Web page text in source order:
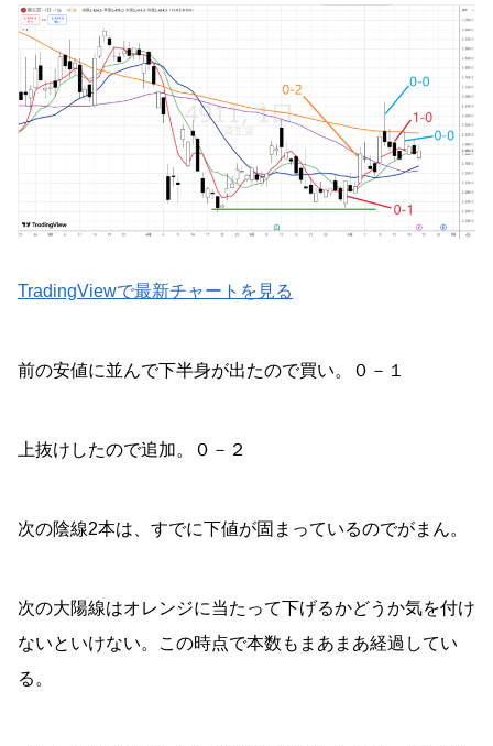
TradingViewで最新チャートを見る
前の安値に並んで下半身が出たので買い。０－１
上抜けしたので追加。０－２
次の陰線2本は、すでに下値が固まっているのでがまん。
次の大陽線はオレンジに当たって下げるかどうか気を付け
ないといけない。この時点で本数もまあまあ経過してい
る。